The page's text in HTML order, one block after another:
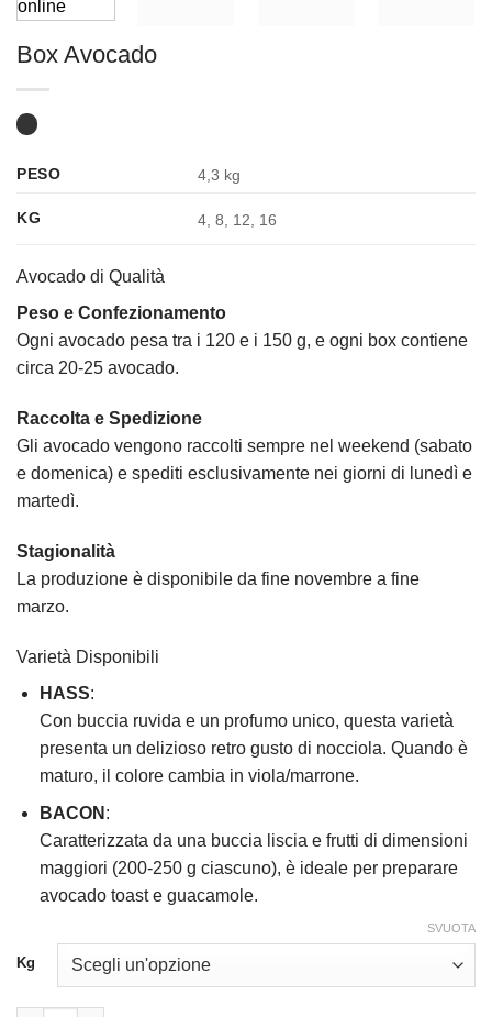
Box Avocado
PESO 4,3 kg
KG 4, 8, 12, 16
Avocado di Qualità
Peso e Confezionamento
Ogni avocado pesa tra i 120 e i 150 g, e ogni box contiene
circa 20-25 avocado.
Raccolta e Spedizione
Gli avocado vengono raccolti sempre nel weekend (sabato
e domenica) e spediti esclusivamente nei giorni di lunedì e
martedì.
Stagionalità
La produzione è disponibile da fine novembre a fine
marzo.
Varietà Disponibili
HASS:
Con buccia ruvida e un profumo unico, questa varietà
presenta un delizioso retro gusto di nocciola. Quando è
maturo, il colore cambia in viola/marrone.
BACON :
Caratterizzata da una buccia liscia e frutti di dimensioni
maggiori (200-250 g ciascuno), è ideale per preparare
avocado toast e guacamole.
Kg
SVUOTA